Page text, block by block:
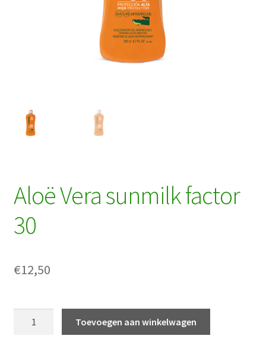
Aloë Vera sunmilk factor
30
€12,50
Toevoegen aan winkelwagen